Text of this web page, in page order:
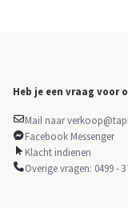
Heb je een vraag voor
Mail naar
Facebook Messenger
Klacht indienen
Overige vragen: 0499 -